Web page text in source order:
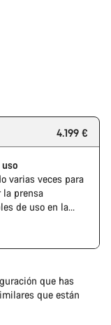
4.199 €
varias veces para
la prensa
de uso en la
el cuadro o los
la pintura o
sus piezas
the visible
No
que has
que están